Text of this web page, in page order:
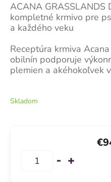
ACANA GRASSLANDS
kompletné krmivo pre
a každého veku
Receptúra krmiva
obilnín podporuje
plemien a akéhokoľvek
Skladom